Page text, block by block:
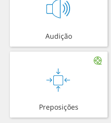
Audição
Preposições